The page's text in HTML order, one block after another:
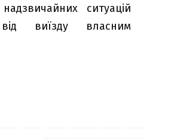
ситуацій
виїзду власним